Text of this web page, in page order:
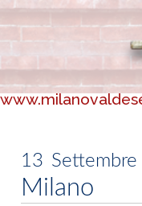
13 Settembre
Milano